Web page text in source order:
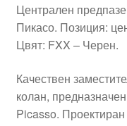
Централен
Пикасо. Позиция:
Цвят: FXX – Черен.
Качествен
колан,
Picasso.